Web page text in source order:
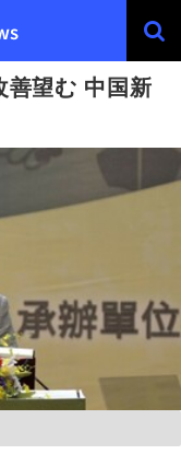
善望む 中国新